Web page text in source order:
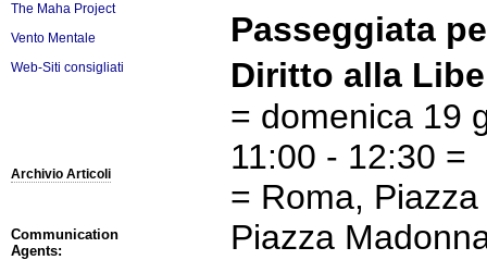
The Maha Project
Vento Mentale
Web-Siti consigliati
Archivio Articoli
Communication
Agents:
Passeggiata
Diritto alla
= domenica 19
11:00 - 12:30 =
= Roma,
Piazza